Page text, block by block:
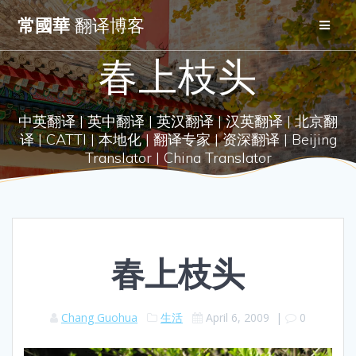
Skip
to
content
常國華翻译博客
春上枝头
中英翻译 | 英中翻译 | 英汉翻译 | 汉英翻译 | 北京翻
译 | CATTI | 本地化 | 翻译专家 | 资深翻译 | Beijing
Translator | China Translator
春上枝头
Chang Guohua 生活 April 6, 2009 | 0